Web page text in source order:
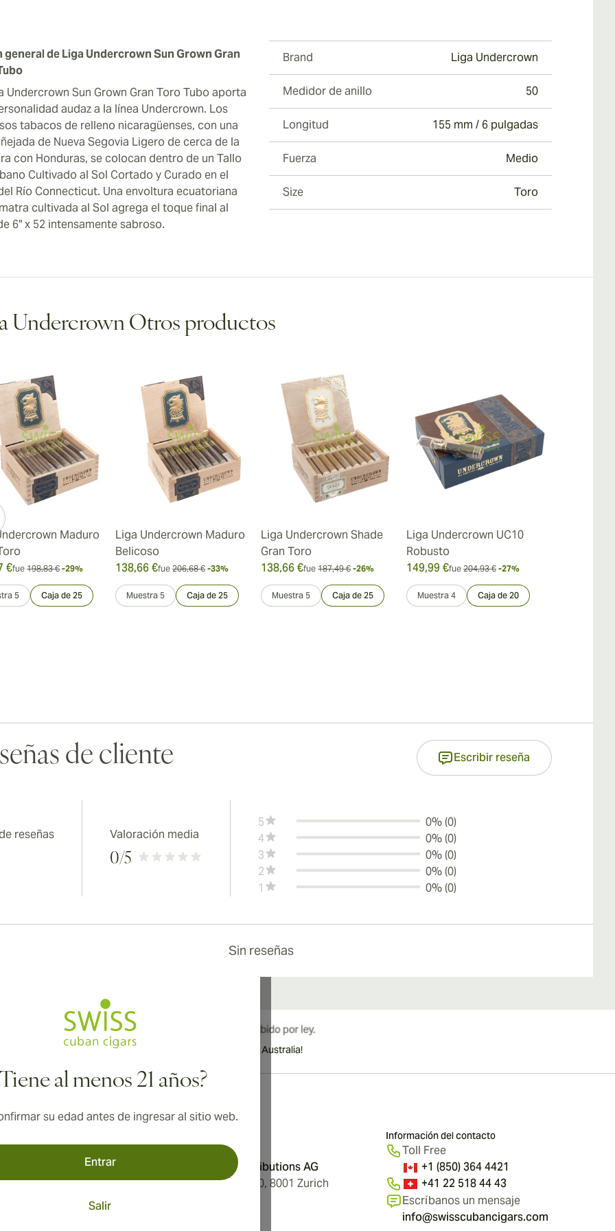
general de Liga Undercrown Sun Grown Gran
Undercrown Sun Grown Gran Toro Tubo aporta
audaz a la línea Undercrown. Los
tabacos de relleno nicaragüenses, con una
de Nueva Segovia Ligero de cerca de la
con Honduras, se colocan dentro de un Tallo
Cultivado al Sol Cortado y Curado en el
Río Connecticut. Una envoltura ecuatoriana
cultivada al Sol agrega el toque final al
6" x 52 intensamente sabroso.
Brand Liga Undercrown
Medidor de anillo 50
Longitud 155 mm / 6 pulgadas
Fuerza Medio
Size Toro
Undercrown Otros productos
Maduro
€fue 198,83 € -29%
5 Caja de 25
Liga Undercrown Maduro
Belicoso
138,66 €fue 206,68 € -33%
Muestra 5 Caja de 25
Liga Undercrown Shade
Gran Toro
138,66 €fue 187,49 € -26%
Muestra 5 Caja de 25
Liga Undercrown UC10
Robusto
149,99 €fue 204,93 € -27%
Muestra 4 Caja de 20
de cliente Escribir reseña
reseñas Valoración media
0/5
5
0% (0)
4
0% (0)
3
0% (0)
2
0% (0)
1
0% (0)
Sin reseñas
al menos 21 años?
su edad antes de ingresar al sitio web.
Entrar
Salir
¡Envío internacional disponible a Canadá, Reino Unido y Australia!
Aromatica Distributions AG
Löwenstrasse 20, 8001 Zurich
Información del contacto
Toll Free
+1 (850) 364 4421
+41 22 518 44 43
Escríbanos un mensaje
info@swisscubancigars.com